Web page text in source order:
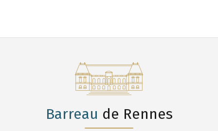
Barreau de Rennes